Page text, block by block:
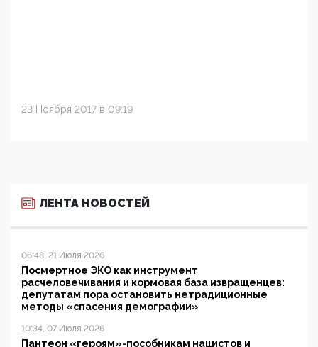
23 Ноября 2017 в 09:19
ЛЕНТА НОВОСТЕЙ
06:48, 21 Июля 2026
Посмертное ЭКО как инструмент
расчеловечивания и кормовая база извращенцев:
депутатам пора остановить нетрадиционные
методы «спасения демографии»
10:34, 07 Июля 2026
Пантеон «героям»-пособникам нацистов и